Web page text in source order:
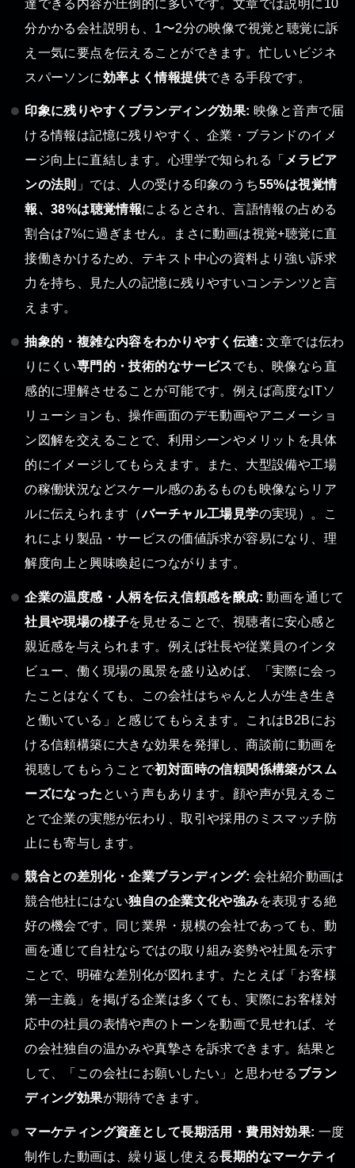
達できる内容が圧倒的に多いです。文章では説明に10
分かかる会社説明も、1〜2分の映像で視覚と聴覚に訴
え一気に要点を伝えることができます。忙しいビジネ
スパーソンに効率よく情報提供できる手段です。
印象に残りやすくブランディング効果: 映像と音声で届
ける情報は記憶に残りやすく、企業・ブランドのイメ
ージ向上に直結します。心理学で知られる「 メラビア
ンの法則 」では、人の受ける印象のうち55%は視覚情
報、38%は聴覚情報によるとされ、言語情報の占める
割合は7%に過ぎません。まさに動画は視覚+聴覚に直
接働きかけるため、テキスト中心の資料より強い訴求
力を持ち、見た人の記憶に残りやすいコンテンツと言
えます。
抽象的・複雑な内容をわかりやすく伝達: 文章では伝わ
りにくい専門的・技術的なサービスでも、映像なら直
感的に理解させることが可能です。例えば高度なITソ
リューションも、操作画面のデモ動画やアニメーショ
ン図解を交えることで、利用シーンやメリットを具体
的にイメージしてもらえます。また、大型設備や工場
の稼働状況などスケール感のあるものも映像ならリア
ルに伝えられます（バーチャル工場見学の実現）。こ
れにより製品・サービスの価値訴求が容易になり、理
解度向上と興味喚起につながります。
企業の温度感・人柄を伝え信頼感を醸成: 動画を通じて
社員や現場の様子を見せることで、視聴者に安心感と
親近感を与えられます。例えば社長や従業員のインタ
ビュー、働く現場の風景を盛り込めば、「実際に会っ
たことはなくても、この会社はちゃんと人が生き生き
と働いている」と感じてもらえます。これはB2Bにお
ける信頼構築に大きな効果を発揮し、商談前に動画を
視聴してもらうことで初対面時の信頼関係構築がスム
ーズになった という声もあります。顔や声が見えるこ
とで企業の実態が伝わり、取引や採用のミスマッチ防
止にも寄与します。
競合との差別化・企業ブランディング: 会社紹介動画は
競合他社にはない独自の企業文化や強みを表現する絶
好の機会です。同じ業界・規模の会社であっても、動
画を通じて自社ならではの取り組み姿勢や社風を示す
ことで、明確な差別化が図れます。たとえば「お客様
第一主義」を掲げる企業は多くても、実際にお客様対
応中の社員の表情や声のトーンを動画で見せれば、そ
の会社独自の温かみや真摯さを訴求できます。結果と
して、「この会社にお願いしたい」と思わせる ブラン
ディング効果が期待できます。
マーケティング資産として長期活用・費用対効果: 一度
制作した動画は、繰り返し使える長期的なマーケティ